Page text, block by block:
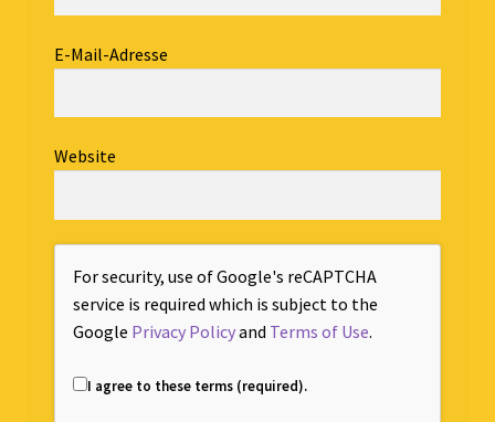
E-Mail-Adresse
Website
For security, use of Google's reCAPTCHA
service is required which is subject to the
Google Privacy Policyand Terms of Use.
I agree to these terms (required).